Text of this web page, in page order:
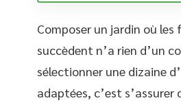
Composer un jardin où les
succèdent n’a rien d’un
sélectionner une dizaine
adaptées, c’est s’assurer